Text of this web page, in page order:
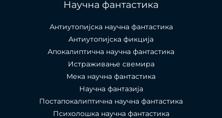
Научна фантастика
Антиутопијска научна фантастика
Антиутопијска фикција
Апокалиптична научна фантастика
Истраживање свемира
Мека научна фантастика
Научна фантазија
Постапокалиптична научна фантастика
Психолошка научна фантастика